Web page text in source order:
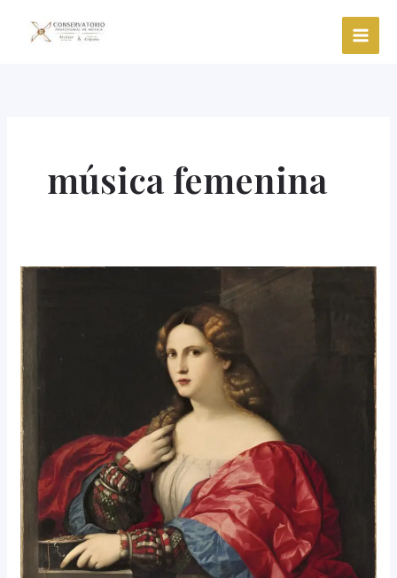
música femenina